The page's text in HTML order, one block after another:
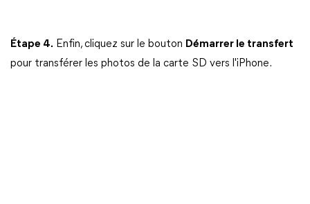
Étape 4. Enfin, cliquez sur le bouton Démarrer le transfert
pour transférer les photos de la carte SD vers l'iPhone.